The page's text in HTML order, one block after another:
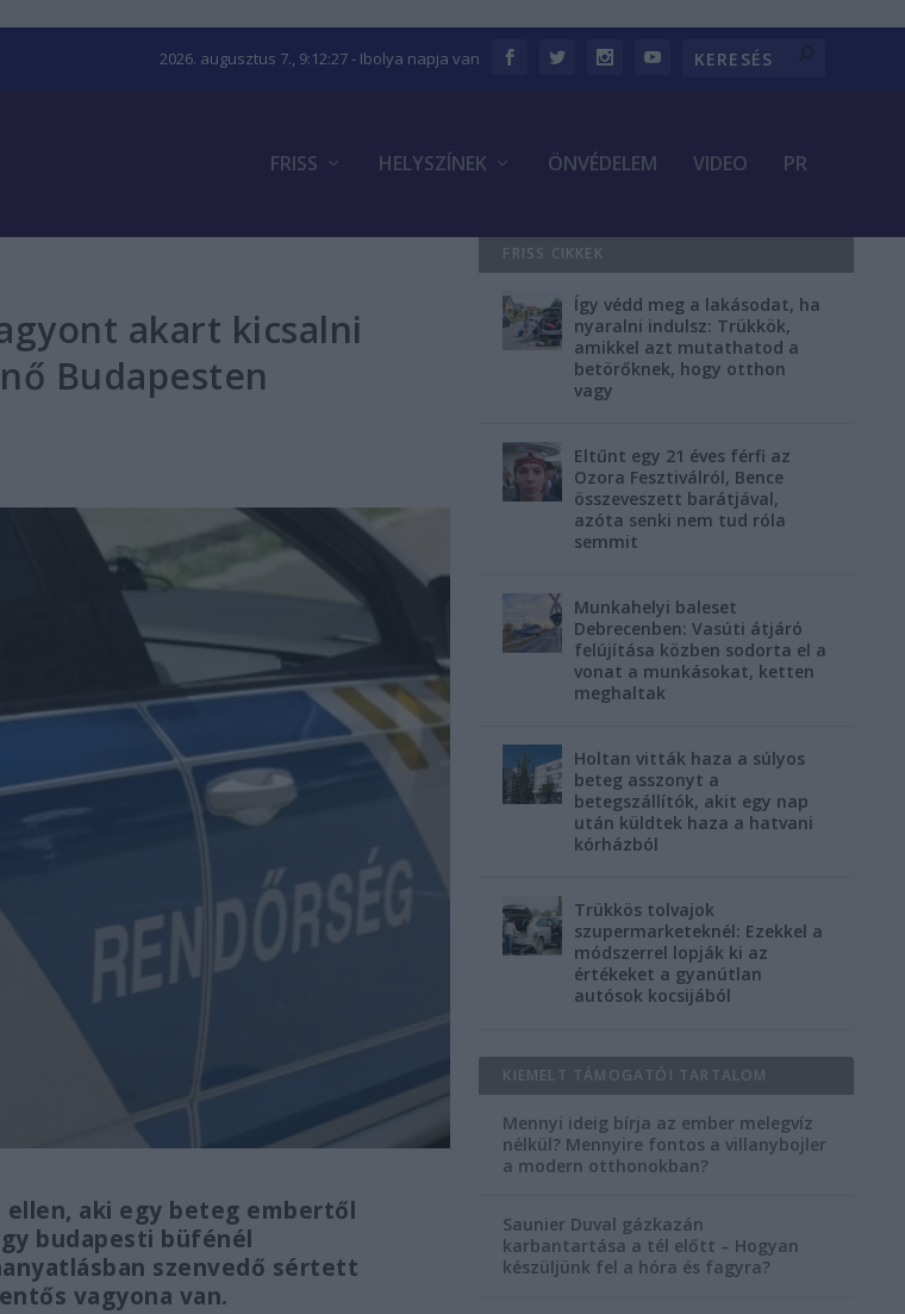
2026. augusztus 7., 9:12:28- Ibolya napja van
FRISS HELYSZÍNEK ÖNVÉDELEM VIDEO PR
akart kicsalni
Budapesten
ellen, aki egy beteg embertől
budapesti büfénél
szenvedő sértett
vagyona van.
FRISS CIKKEK
Így védd meg a lakásodat, ha
nyaralni indulsz: Trükkök,
amikkel azt mutathatod a
betörőknek, hogy otthon
vagy
Eltűnt egy 21 éves férfi az
Ozora Fesztiválról, Bence
összeveszett barátjával,
azóta senki nem tud róla
semmit
Munkahelyi baleset
Debrecenben: Vasúti átjáró
felújítása közben sodorta el a
vonat a munkásokat, ketten
meghaltak
Holtan vitták haza a súlyos
beteg asszonyt a
betegszállítók, akit egy nap
után küldtek haza a hatvani
kórházból
Trükkös tolvajok
szupermarketeknél: Ezekkel a
módszerrel lopják ki az
értékeket a gyanútlan
autósok kocsijából
KIEMELT TÁMOGATÓI TARTALOM
Mennyi ideig bírja az ember melegvíz
nélkül? Mennyire fontos a villanybojler
a modern otthonokban?
Saunier Duval gázkazán
karbantartása a tél előtt – Hogyan
készüljünk fel a hóra és fagyra?